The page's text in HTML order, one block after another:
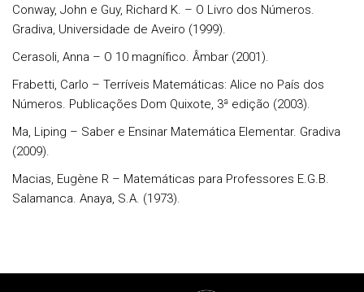
Conway, John e Guy, Richard K. – O Livro dos Números.
Gradiva, Universidade de Aveiro (1999).
Cerasoli, Anna – O 10 magnífico. Âmbar (2001).
Frabetti, Carlo – Terríveis Matemáticas: Alice no País dos
Números. Publicações Dom Quixote, 3ª edição (2003).
Ma, Liping – Saber e Ensinar Matemática Elementar. Gradiva
(2009).
Macias, Eugène R – Matemáticas para Professores E.G.B.
Salamanca. Anaya, S.A. (1973).